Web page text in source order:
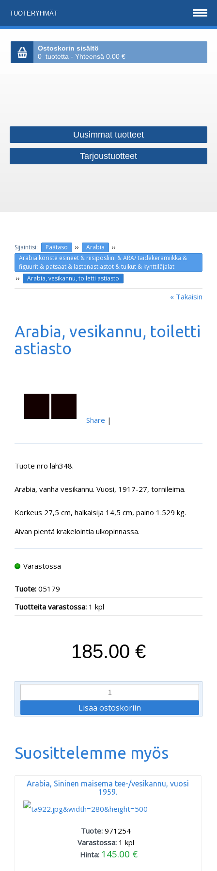
TUOTERYHMÄT
Ostoskorin sisältö
0 tuotetta - Yhteensä 0.00 €
Uusimmat tuotteet
Tarjoustuotteet
Päätaso ›› Arabia ››
Arabia koriste esineet & riisiposliini & ARA/ taidekeramiikka &
figuurit & patsaat & lastenastiastot & tuikut & kynttiläjalat
›› Arabia, vesikannu, toiletti astiasto
« Takaisin
Arabia, vesikannu, toiletti
astiasto
Share |
Tuote nro lah348.
Arabia, vanha vesikannu. Vuosi, 1917-27, tornileima.
Korkeus 27,5 cm, halkaisija 14,5 cm, paino 1.529 kg.
Aivan pientä krakelointia ulkopinnassa.
Varastossa
Tuote: 05179
Tuotteita varastossa: 1 kpl
185.00 €
Suosittelemme myös
Arabia, Sininen maisema tee-/vesikannu, vuosi
1959.
Tuote: 971254
Varastossa: 1 kpl
Hinta: 145.00 €